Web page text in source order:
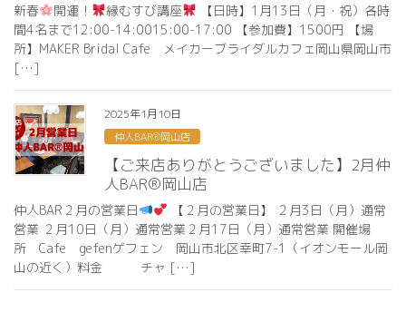
新春 開運！ 縁むすび講座
【日時】1月13日（月・祝）各時
間4名まで12:00-14:0015:00-17:00 【参加費】1500円 【場
所】MAKER Bridal Cafe メイカーブライダルカフェ岡山県岡山市
[…]
2025年1月10日
仲人BAR®岡山店
【ご来店ありがとうございました】2月仲
人BAR®岡山店
仲人BAR２月の営業日
【２月の営業日】 ２月3日（月）通常
営業 ２月10日（月）通常営業２月17日（月）通常営業 開催場
所 Cafe gefenゲフェン 岡山市北区幸町7-1（イオンモール岡
山の近く）料金 チャ […]